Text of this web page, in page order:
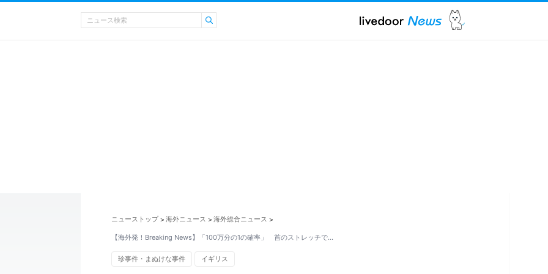
ニューストップ > 海外ニュース > 海外総合ニュース >
【海外発！Breaking News】「100万分の1の確率」 首のストレッチで…
珍事件・まぬけな事件 イギリス